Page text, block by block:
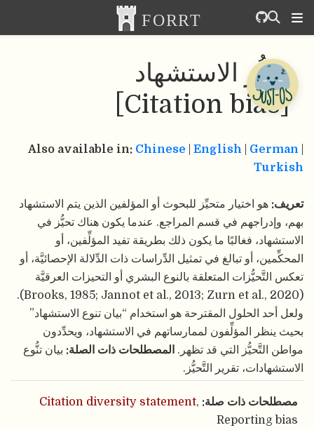
تحيُّز الاستشهاد
[Citation bias]
Also available in: Chinese English German
Turkish
تعريف: هو اختيار متحيِّز للبحوث أو المؤلفين الذين يتم الاستشهاد
بهم، وإدراجهم في قسم المراجع. عندما يكون هناك تحيُّز في
الاستشهاد، فغالبًا ما يكون ذلك بطريقة تفيد المؤلِّفين، أو
المحكِّمين، أو تبالغ في تمثيل الدِّراسات ذات الدِّلالة الإحصائيَّة، أو
تعكس التَّحيُّزات المتعلقة بالنوع البشري أو التحيزات العرقيَّة
(Brooks, 1985; Jannot et al., 2013; Zurn et al., 2020).
ولعل أحد الحلول المقترحة هو استخدام “بيان تنوع الاستشهاد”
بحيث ينظر المؤلِّفون لممارساتهم في الاستشهاد، ويحدِّدون
مواطن التَّحيُّز التي قد تظهر. المصطلحات ذات الصلة: بيان تنُّوع
الاستشهادات، تقرير التَّحيُّز.
مصطلحات ذات صلة: Citation diversity statement,
Reporting bias